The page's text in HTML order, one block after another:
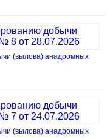
(вылова) анадромных
(вылова) анадромных